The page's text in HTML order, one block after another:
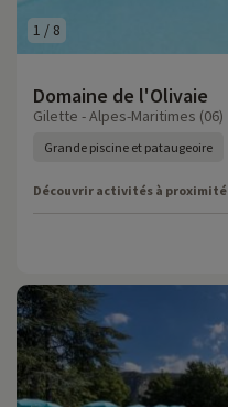
1 / 8
Domaine de l'Olivaie
Gilette - Alpes-Maritimes (06)
Grande piscine et pataugeoire
Découvrir activités à proximité